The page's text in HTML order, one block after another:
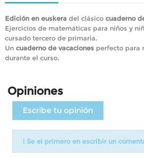
Edición en euskera del clásico cuaderno
Ejercicios de matemáticas para niños y
cursado tercero de primaria.
Un cuaderno de vacaciones perfecto para
durante el curso.
Opiniones
Escribe tu opinión
¡ Se el primero en escribir un